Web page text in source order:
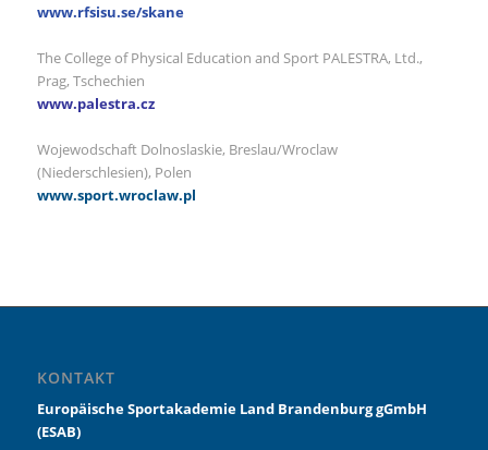
www.rfsisu.se/skane
The College of Physical Education and Sport PALESTRA, Ltd.,
Prag, Tschechien
www.palestra.cz
Wojewodschaft Dolnoslaskie, Breslau/Wroclaw
(Niederschlesien), Polen
www.sport.wroclaw.pl
KONTAKT
Europäische Sportakademie Land Brandenburg gGmbH
(ESAB)